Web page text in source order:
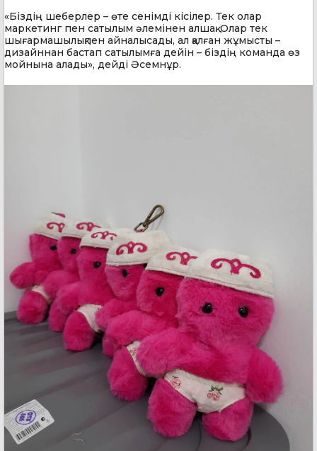
«Біздің шеберлер – өте сенімді кісілер. Тек олар
маркетинг пен сатылым әлемінен алшақ. Олар тек
шығармашылықпен айналысады, ал қалған жұмысты –
дизайннан бастап сатылымға дейін – біздің команда өз
мойнына алады», дейді Әсемнұр.